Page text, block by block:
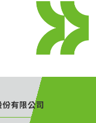
有限公司